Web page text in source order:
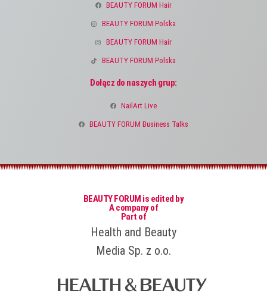
BEAUTY FORUM Hair
BEAUTY FORUM Polska
BEAUTY FORUM Hair
BEAUTY FORUM Polska
Dołącz do naszych grup:
NailArt Live
BEAUTY FORUM Business Talks
BEAUTY FORUM is edited by
A company of
Part of
Health and Beauty
Media Sp. z o.o.